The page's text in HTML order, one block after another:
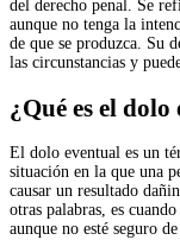
del derecho penal. Se
aunque no tenga la
de que se produzca. Su
las circunstancias y
¿Qué es el
El dolo eventual es un
situación en la que una
causar un resultado
otras palabras, es
aunque no esté seguro